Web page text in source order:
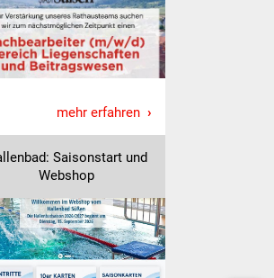
ÖPNV
Bürgerbus (MOBS)
Veranstaltungen
Stadtfest
Ostermarkt
mehr erfahren
Saisonstart und
Webshop